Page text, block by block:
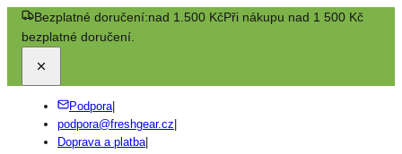
Bezplatné doručení:nad 1.500 KčPři nákupu nad 1 500 Kč
bezplatné doručení.
Podpora|
podpora@freshgear.cz
Doprava a platba|